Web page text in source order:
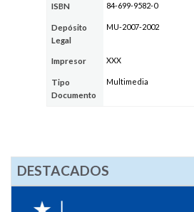
ISBN 84-699-9582-0
Depósito
Legal
MU-2007-2002
Impresor XXX
Tipo
Documento
Multimedia
DESTACADOS